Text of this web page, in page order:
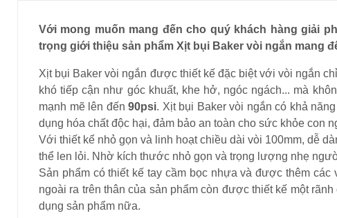
Với mong muốn mang đến cho quý khách hàng giải
trọng giới thiệu sản phẩm Xịt bụi Baker vòi ngắn mang
Xịt bụi Baker vòi ngắn được thiết kế đặc biệt với vòi ngắn
khó tiếp cận như góc khuất, khe hở, ngóc ngách... mà
mạnh mẽ lên đến90psi. Xịt bụi Baker vòi ngắn có khả
dụng hóa chất độc hại, đảm bảo an toàn cho sức khỏe con
Với thiết kể nhỏ gọn và linh hoạt chiều dài vòi 100mm, dễ
thể len lỏi. Nhờ kích thước nhỏ gọn và trọng lượng nhẹ
Sản phẩm có thiết kế tay cầm bọc nhựa và được thêm
ngoài ra trên thân của sản phẩm còn được thiết kế một
dụng sản phẩm nữa.